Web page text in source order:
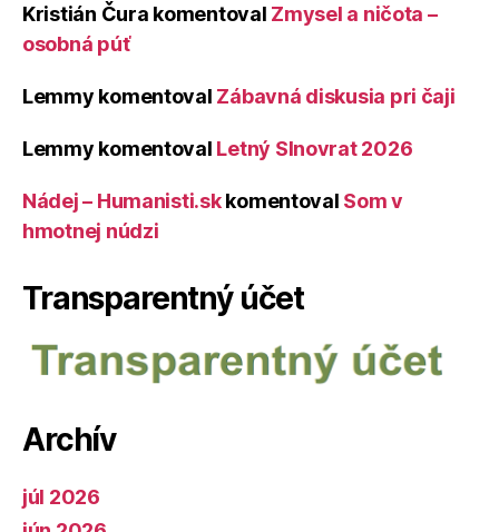
Kristián Čura komentoval Zmysel a ničota –
osobná púť
Lemmy komentoval Zábavná diskusia pri čaji
Lemmy komentoval Letný Slnovrat 2026
Nádej – Humanisti.skkomentoval Som v
hmotnej núdzi
Transparentný účet
Archív
júl 2026